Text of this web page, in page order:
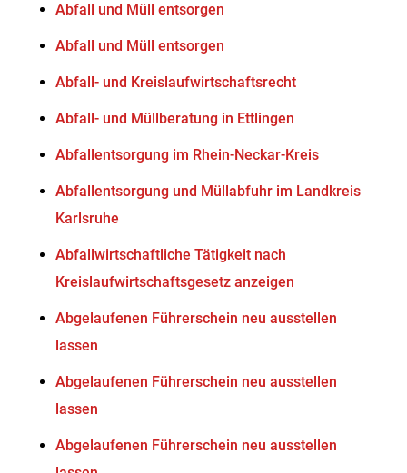
Abfall und Müll entsorgen
Abfall und Müll entsorgen
Abfall- und Kreislaufwirtschaftsrecht
Abfall- und Müllberatung in Ettlingen
Abfallentsorgung im Rhein-Neckar-Kreis
Abfallentsorgung und Müllabfuhr im Landkreis
Karlsruhe
Abfallwirtschaftliche Tätigkeit nach
Kreislaufwirtschaftsgesetz anzeigen
Abgelaufenen Führerschein neu ausstellen
lassen
Abgelaufenen Führerschein neu ausstellen
lassen
Abgelaufenen Führerschein neu ausstellen